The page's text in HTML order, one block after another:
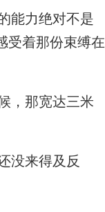
能力绝对不是
受着那份束缚在
，那宽达三米
没来得及反